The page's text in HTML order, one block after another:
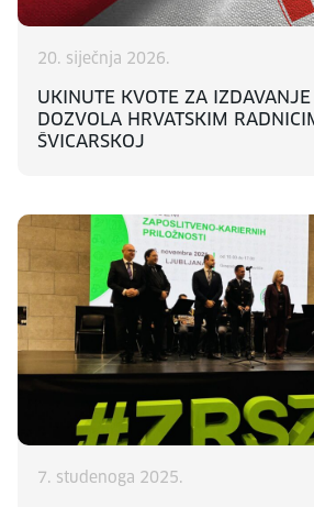
20. siječnja 2026.
UKINUTE KVOTE ZA IZDAVANJE
DOZVOLA HRVATSKIM
ŠVICARSKOJ
7. studenoga 2025.